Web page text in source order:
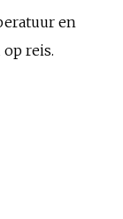
en
reis.